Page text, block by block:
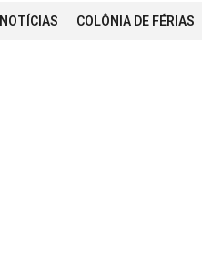
NOTÍCIAS COLÔNIA DE FÉRIAS